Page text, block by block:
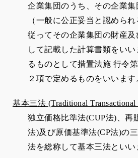
企業集団のうち、その企業
（一般に公正妥当と認めら
従ってその企業集団の財産
して記載した計算書類をい
るものとして措置法施 行令第
２項で定めるものをいいます
基本三法 (Traditional Transactional
独立価格比準法(CUP法) 、
法)及び原価基準法(CP法)の
法を総称して基本三法といい